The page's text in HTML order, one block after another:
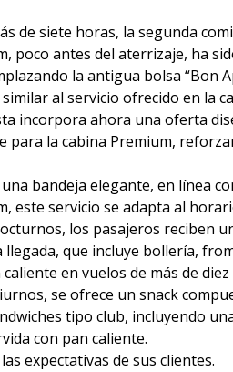
de siete horas, la segunda
poco antes del aterrizaje, ha
la antigua bolsa “Bon
al servicio ofrecido en la
incorpora ahora una oferta
para la cabina Premium,
bandeja elegante, en línea
este servicio se adapta al
los pasajeros reciben
llegada, que incluye bollería,
en vuelos de más de
se ofrece un snack
tipo club, incluyendo
con pan caliente.
expectativas de sus clientes.